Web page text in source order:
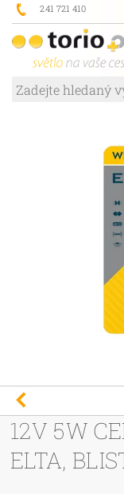
241 721 410
12V 5W
ELTA,